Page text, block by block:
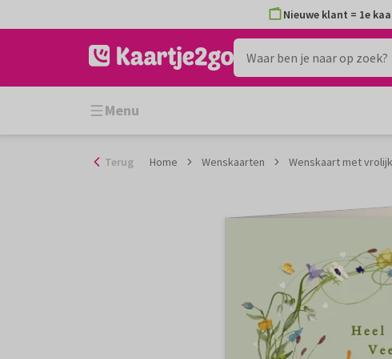
naar
Nieuwe klant = 1e
Menu
Terug Home Wenskaarten Wenskaart met